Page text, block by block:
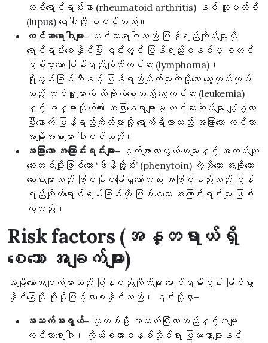
ဆစ်ရောင်ရမ်းနာ (rheumatoid arthritis) နှင့် လူပတ်စ်
(lupus) ရောဂါတို့ ပါဝင်သည်။
ကင်ဆာရောဂါများ– ကင်ဆာရောဂါသည် ပြန်ရည်ကျိတ်များကို
ရောင်ရမ်းစေနိုင်ပြီး ၎င်းတွင် ပြန်ရည်စနစ်မှ စတင်
ဖြစ်ပွားသော ပြန်ရည်ကျိတ်ကင်ဆာ (lymphoma)၊
ရိုးတွင်းခြင်ဆီနှင့် ပြန်ရည်ကျိတ်များကဲ့သို့သော သွေးထုတ်လုပ်
သည့် တစ်ရှူးများကို ထိခိုက်စေသည့် သွေးကင်ဆာ (leukemia)
နှင့် ခန္ဓာကိုယ်၏ အခြားနေရာများမှ ကင်ဆာဆဲလ်များ ပျံ့နှံ့လာ
ပြီးနောက် ပြန်ရည်ကျိတ်များသို့ ရောက်ရှိလာသည့် အခြားသော ကင်ဆာ
အမျိုးအစားများ ပါဝင်သည်။
အခြားသော အကြောင်းရင်းများ– ငှက်ဖျားကာကွယ်ဆေးများနှင့် အတက်ကျ
ဆေးတစ်မျိုးဖြစ်သော ‘ဖီနီတွိုင်း’ (phenytoin) ကဲ့သို့သော အချို့သော
ဆေးဝါးများသည် ဖြစ်နိုင်ခြေရှိသော်လည်း အဖြစ်နည်းသည့် ပြန်
ရည်ကျိတ်ရောင်ရမ်းခြင်းကို ဖြစ်စေသော အကြောင်းရင်းများ ဖြစ်
ကြသည်။
Risk factors (အန္တရာယ်ရှိ
စေသော အချက်များ)
အချို့သောအချက်များသည် ပြန်ရည်ကျိတ်များ ရောင်ရမ်းခြင်း ဖြစ်ပွား
နိုင်ခြေကို ပိုမိုမြင့်မားစေနိုင်သည်၊ ၎င်းတို့မှာ–
အသက်အရွယ်– လူတစ်ဦး အသက်ကြီးလာသည်နှင့်အမျှ
ကင်ဆာရောဂါ၊ ကိုယ်ခံအားစနစ်ဆိုင်ရာ ပြဿနာများနှင့်